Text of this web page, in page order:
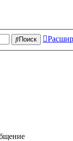
Поиск